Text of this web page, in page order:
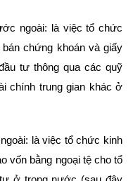
ngoài: là việc tổ chức
chứng khoán và giấy
tư thông qua các quỹ
chính trung gian khác ở
là việc tổ chức kinh
vốn bằng ngoại tệ cho tổ